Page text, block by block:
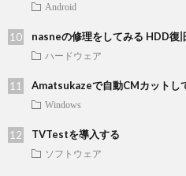
Android
nasneの修理をしてみる HDD復
ハードウェア
Amatsukazeで自動CMカットし
Windows
TVTestを導入する
ソフトウェア